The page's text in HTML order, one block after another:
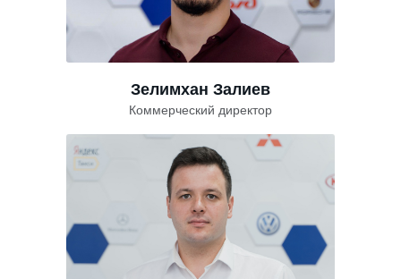
Зелимхан Залиев
Коммерческий директор